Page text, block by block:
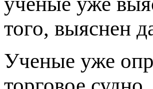
того, выяснен
Ученые уже